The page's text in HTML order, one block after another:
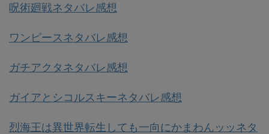
呪術廻戦ネタバレ感想
ワンピースネタバレ感想
ガチアクタネタバレ感想
ガイアとシコルスキーネタバレ感想
烈海王は異世界転生しても一向にかまわんッッネタ